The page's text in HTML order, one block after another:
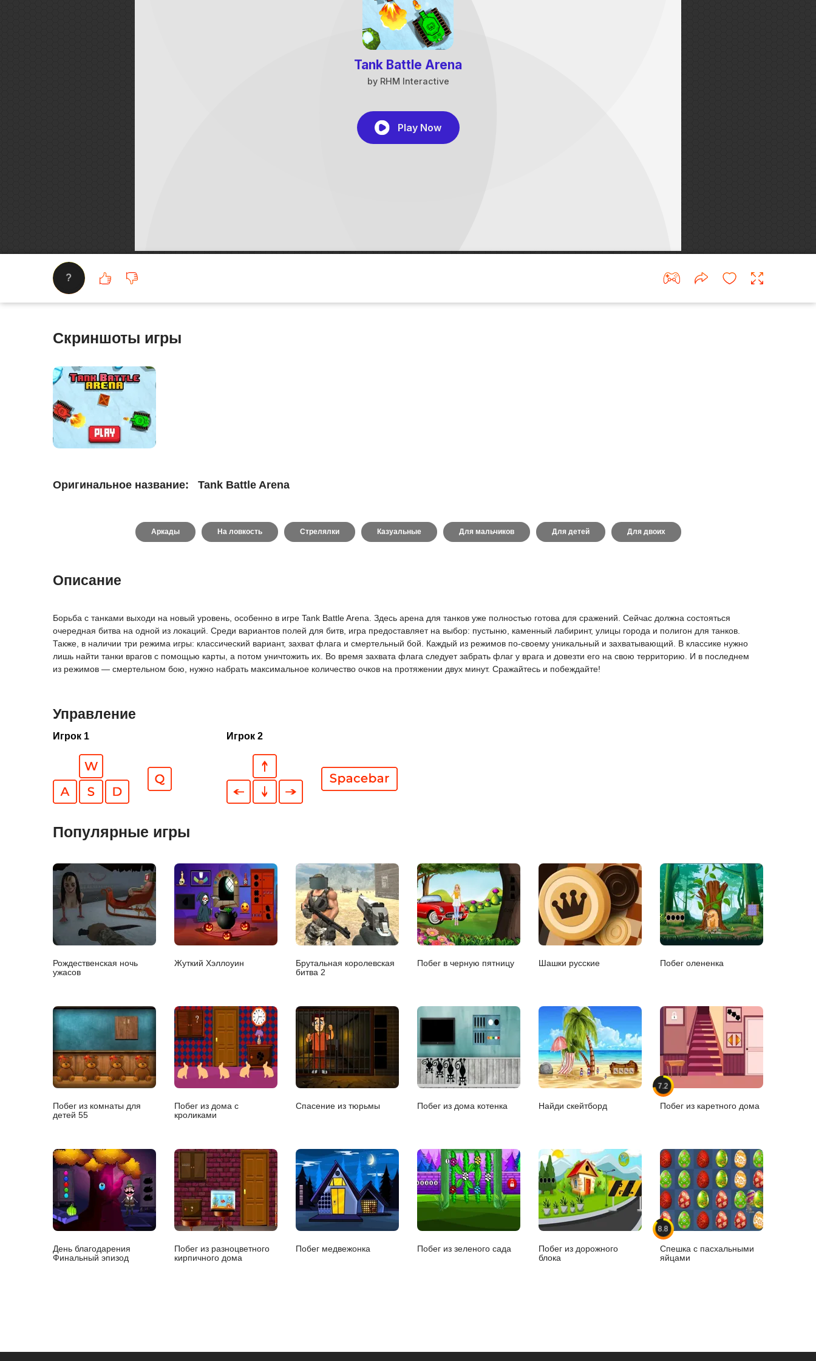
?
Скриншоты игры
Оригинальное название: Tank Battle Arena
Аркады На ловкость Стрелялки Казуальные Для мальчиков Для детей Для двоих
Описание
Борьба с танками выходи на новый уровень, особенно в игре Tank Battle Arena. Здесь арена для танков уже полностью готова для сражений. Сейчас должна состояться
очередная битва на одной из локаций. Среди вариантов полей для битв, игра предоставляет на выбор: пустыню, каменный лабиринт, улицы города и полигон для танков.
Также, в наличии три режима игры: классический вариант, захват флага и смертельный бой. Каждый из режимов по-своему уникальный и захватывающий. В классике нужно
лишь найти танки врагов с помощью карты, а потом уничтожить их. Во время захвата флага следует забрать флаг у врага и довезти его на свою территорию. И в последнем
из режимов — смертельном бою, нужно набрать максимальное количество очков на протяжении двух минут. Сражайтесь и побеждайте!
Управление
Игрок 1 Игрок 2
Популярные игры
Рождественская ночь
ужасов
Жуткий Хэллоуин
Брутальная королевская
битва 2
Побег в черную пятницу Шашки русские Побег олененка
Побег из комнаты для
детей 55
Побег из дома с
кроликами
Спасение из тюрьмы Побег из дома котенка Найди скейтборд
7.2
Побег из каретного дома
День благодарения
Финальный эпизод
Побег из разноцветного
кирпичного дома
Побег медвежонка Побег из зеленого сада
Побег из дорожного
блока
8.8
Спешка с пасхальными
яйцами